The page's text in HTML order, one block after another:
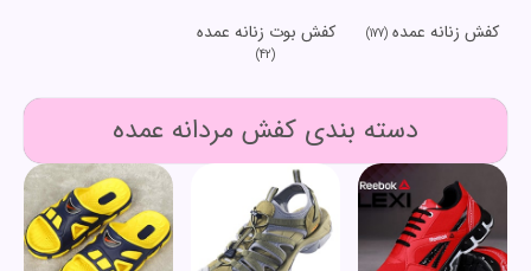
کفش زنانه عمده (177) کفش بوت زنانه عمده
(42)
دسته بندی کفش مردانه عمده